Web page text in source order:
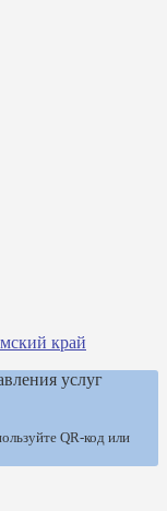
край
услуг
QR-код или